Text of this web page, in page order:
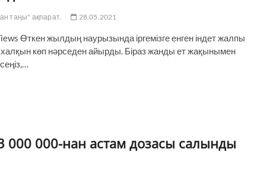
таңы" ақпарат. 28.05.2021
Өткен жылдың наурызында іргемізге енген індет жалпы
халқын көп нәрседен айырды. Біраз жанды ет жақынымен
000 000-нан астам дозасы салынды